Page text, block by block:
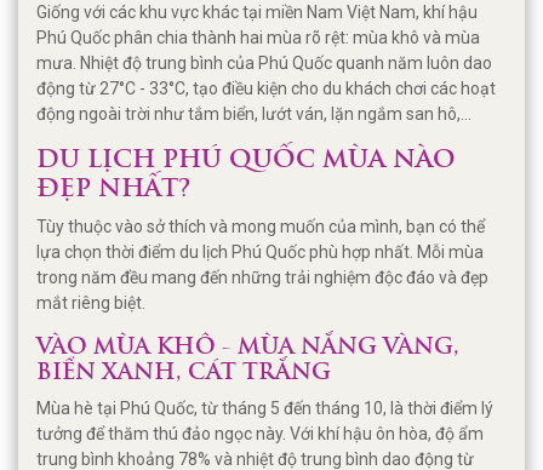
Giống với các khu vực khác tại miền Nam Việt Nam, khí hậu
Phú Quốc phân chia thành hai mùa rõ rệt: mùa khô và mùa
mưa. Nhiệt độ trung bình của Phú Quốc quanh năm luôn dao
động từ 27°C - 33°C, tạo điều kiện cho du khách chơi các hoạt
động ngoài trời như tắm biển, lướt ván, lặn ngắm san hô,...
DU LỊCH PHÚ QUỐC MÙA NÀO
ĐẸP NHẤT?
Tùy thuộc vào sở thích và mong muốn của mình, bạn có thể
lựa chọn thời điểm du lịch Phú Quốc phù hợp nhất. Mỗi mùa
trong năm đều mang đến những trải nghiệm độc đáo và đẹp
mắt riêng biệt.
VÀO MÙA KHÔ - MÙA NẮNG VÀNG,
BIỂN XANH, CÁT TRẮNG
Mùa hè tại Phú Quốc, từ tháng 5 đến tháng 10, là thời điểm lý
tưởng để thăm thú đảo ngọc này. Với khí hậu ôn hòa, độ ẩm
trung bình khoảng 78% và nhiệt độ trung bình dao động từ